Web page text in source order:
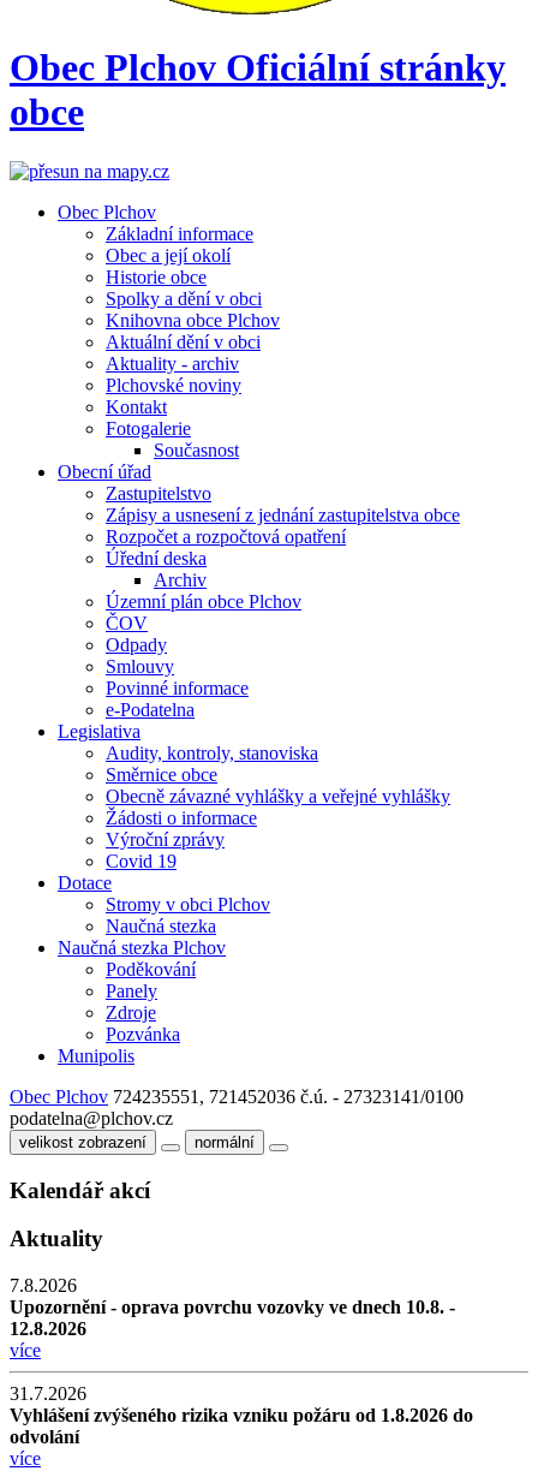
Obec Plchov Oficiální stránky
obce
Obec Plchov
Základní informace
Obec a její okolí
Historie obce
Spolky a dění v obci
Knihovna obce Plchov
Aktuální dění v obci
Aktuality - archiv
Plchovské noviny
Kontakt
Fotogalerie
Současnost
Obecní úřad
Zastupitelstvo
Zápisy a usnesení z jednání zastupitelstva obce
Rozpočet a rozpočtová opatření
Úřední deska
Archiv
Územní plán obce Plchov
ČOV
Odpady
Smlouvy
Povinné informace
e-Podatelna
Legislativa
Audity, kontroly, stanoviska
Směrnice obce
Obecně závazné vyhlášky a veřejné vyhlášky
Žádosti o informace
Výroční zprávy
Covid 19
Dotace
Stromy v obci Plchov
Naučná stezka
Naučná stezka Plchov
Poděkování
Panely
Zdroje
Pozvánka
Munipolis
Obec Plchov 724235551, 721452036 č.ú. - 27323141/0100
podatelna@plchov.cz
velikost zobrazení normální
Kalendář akcí
Aktuality
7.8.2026
Upozornění - oprava povrchu vozovky ve dnech 10.8. -
12.8.2026
více
31.7.2026
Vyhlášení zvýšeného rizika vzniku požáru od 1.8.2026 do
odvolání
více